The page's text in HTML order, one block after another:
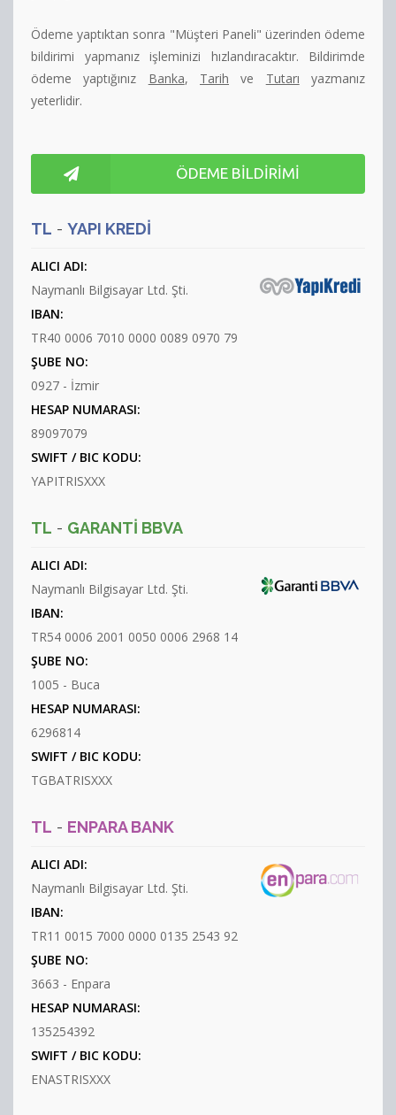
Ödeme yaptıktan sonra "Müşteri Paneli" üzerinden ödeme
bildirimi yapmanız işleminizi hızlandıracaktır. Bildirimde
ödeme yaptığınız Banka, Tarih ve Tutarı yazmanız
yeterlidir.
ÖDEME BILDIRIMI
TL - YAPI KREDI
ALICI ADI:
Naymanlı Bilgisayar Ltd. Şti.
IBAN:
TR40 0006 7010 0000 0089 0970 79
ŞUBE NO:
0927 - İzmir
HESAP NUMARASI:
89097079
SWIFT / BIC KODU:
YAPITRISXXX
TL - GARANTI BBVA
ALICI ADI:
Naymanlı Bilgisayar Ltd. Şti.
IBAN:
TR54 0006 2001 0050 0006 2968 14
ŞUBE NO:
1005 - Buca
HESAP NUMARASI:
6296814
SWIFT / BIC KODU:
TGBATRISXXX
TL - ENPARA BANK
ALICI ADI:
Naymanlı Bilgisayar Ltd. Şti.
IBAN:
TR11 0015 7000 0000 0135 2543 92
ŞUBE NO:
3663 - Enpara
HESAP NUMARASI:
135254392
SWIFT / BIC KODU:
ENASTRISXXX